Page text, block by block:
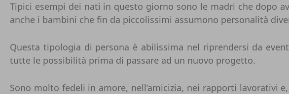
Tipici esempi dei nati in questo giorno sono le madri che dopo
anche i bambini che fin da piccolissimi assumono personalità
Questa tipologia di persona è abilissima nel riprendersi da
tutte le possibilità prima di passare ad un nuovo progetto.
Sono molto fedeli in amore, nell’amicizia, nei rapporti